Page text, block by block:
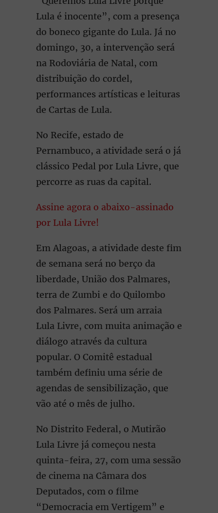
Lula é inocente”, com a presença
do boneco gigante do Lula. Já no
domingo, 30, a intervenção será
na Rodoviária de Natal, com
distribuição do cordel,
performances artísticas e leituras
de Cartas de Lula.
No Recife, estado de
Pernambuco, a atividade será o já
clássico Pedal por Lula Livre, que
percorre as ruas da capital.
Assine agora o abaixo-assinado
por Lula Livre!
Em Alagoas, a atividade deste fim
de semana será no berço da
liberdade, União dos Palmares,
terra de Zumbi e do Quilombo
dos Palmares. Será um arraia
Lula Livre, com muita animação e
diálogo através da cultura
popular. O Comitê estadual
também definiu uma série de
agendas de sensibilização, que
vão até o mês de julho.
No Distrito Federal, o Mutirão
Lula Livre já começou nesta
quinta-feira, 27, com uma sessão
de cinema na Câmara dos
Deputados, com o filme
“Democracia em Vertigem” e